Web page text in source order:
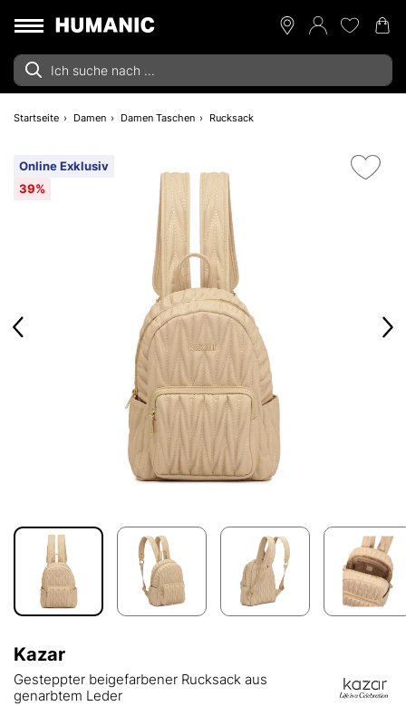
Startseite Damen Damen Taschen Rucksack
Online Exklusiv
39%
Kazar
Gesteppter beigefarbener Rucksack aus
genarbtem Leder